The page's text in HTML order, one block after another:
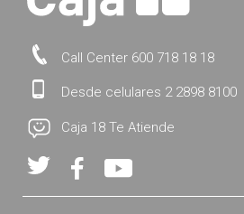
Call Center 600 718 18 18
Desde celulares 2 2898 8100
Caja 18 Te Atiende